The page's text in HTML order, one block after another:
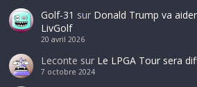
Golf-31 sur Donald Trump va
LivGolf
20 avril 2026
Leconte sur Le LPGA Tour sera
7 octobre 2024